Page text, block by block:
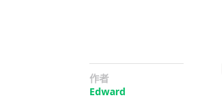
作者
Edward